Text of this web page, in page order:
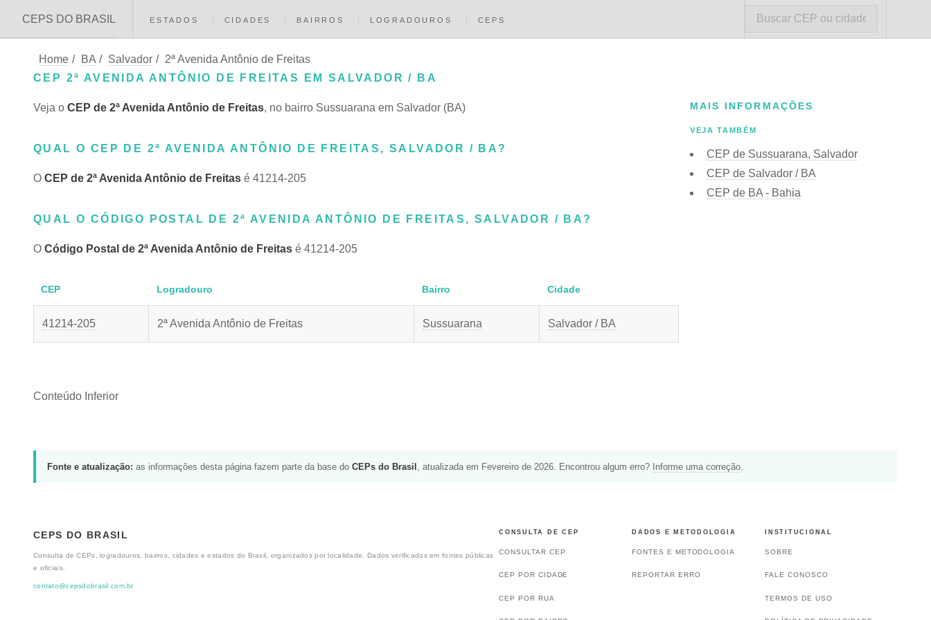
CEPS DO BRASIL ESTADOS CIDADES BAIRROS LOGRADOUROS CEPS
Home / BA / Salvador / 2ª Avenida Antônio de Freitas
CEP 2ª AVENIDA ANTÔNIO DE FREITAS EM SALVADOR / BA
Veja o CEP de 2ª Avenida Antônio de Freitas, no bairro Sussuarana em Salvador (BA)
QUAL O CEP DE 2ª AVENIDA ANTÔNIO DE FREITAS, SALVADOR / BA?
O CEP de 2ª Avenida Antônio de Freitas é 41214-205
QUAL O CÓDIGO POSTAL DE 2ª AVENIDA ANTÔNIO DE FREITAS, SALVADOR / BA?
O Código Postal de 2ª Avenida Antônio de Freitas é 41214-205
CEP Logradouro Bairro Cidade
41214-205 2ª Avenida Antônio de Freitas Sussuarana Salvador / BA
Conteúdo Inferior
MAIS INFORMAÇÕES
VEJA TAMBÉM
CEP de Sussuarana, Salvador
CEP de Salvador / BA
CEP de BA - Bahia
Fonte e atualização: as informações desta página fazem parte da base do CEPs do Brasil , atualizada em Fevereiro de 2026. Encontrou algum erro? Informe uma correção
CEPS DO BRASIL
Consulta de CEPs, logradouros, bairros, cidades e estados do Brasil, organizados por localidade. Dados verificados em fontes públicas
e oficiais.
contato@cepsdobrasil.com.br
CONSULTA DE CEP
CONSULTAR CEP
CEP POR CIDADE
CEP POR RUA
DADOS E METODOLOGIA
FONTES E METODOLOGIA
REPORTAR ERRO
INSTITUCIONAL
SOBRE
FALE CONOSCO
TERMOS DE USO